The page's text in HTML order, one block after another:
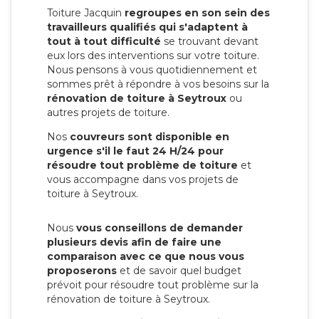
Toiture Jacquin regroupes en son sein des
travailleurs qualifiés qui s'adaptent à
tout à tout difficulté se trouvant devant
eux lors des interventions sur votre toiture.
Nous pensons à vous quotidiennement et
sommes prêt à répondre à vos besoins sur la
rénovation de toiture à Seytroux ou
autres projets de toiture.
Nos couvreurs sont disponible en
urgence s'il le faut 24 H/24 pour
résoudre tout problème de toiture et
vous accompagne dans vos projets de
toiture à Seytroux.
Nous vous conseillons de demander
plusieurs devis afin de faire une
comparaison avec ce que nous vous
proposerons et de savoir quel budget
prévoit pour résoudre tout problème sur la
rénovation de toiture à Seytroux.